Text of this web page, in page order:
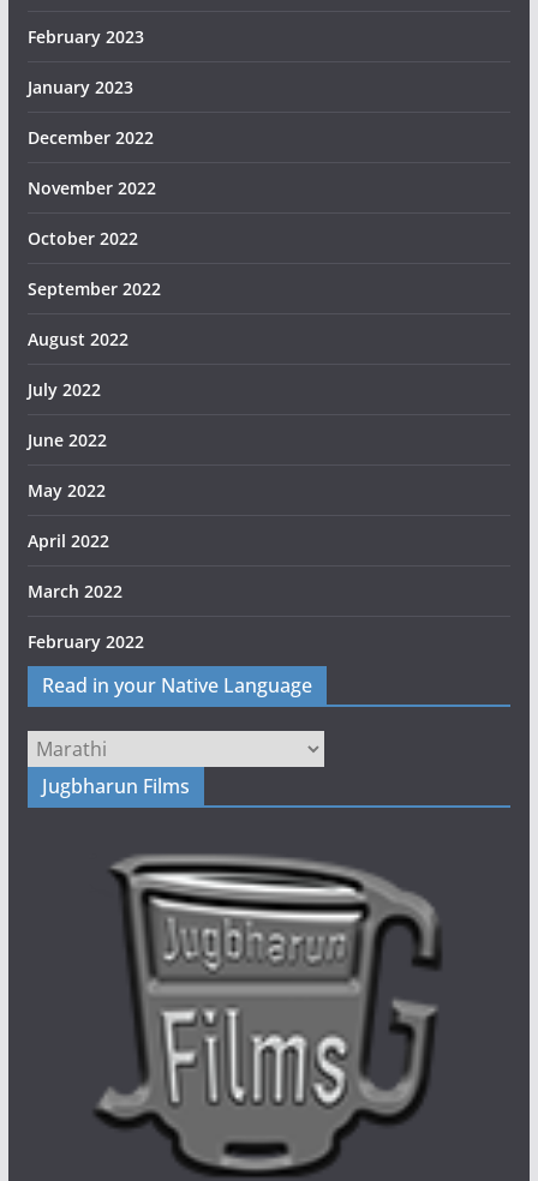
February 2023
January 2023
December 2022
November 2022
October 2022
September 2022
August 2022
July 2022
June 2022
May 2022
April 2022
March 2022
February 2022
Read in your Native Language
Jugbharun Films